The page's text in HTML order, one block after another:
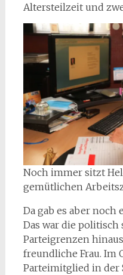
Altersteilzeit und
Noch immer sitzt
gemütlichen
Da gab es aber noch
Das war die
Parteigrenzen
freundliche Frau. Im
Parteimitglied in der